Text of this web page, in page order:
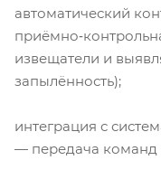
автоматический
извещатели и
запылённость);
интеграция с
— передача команд